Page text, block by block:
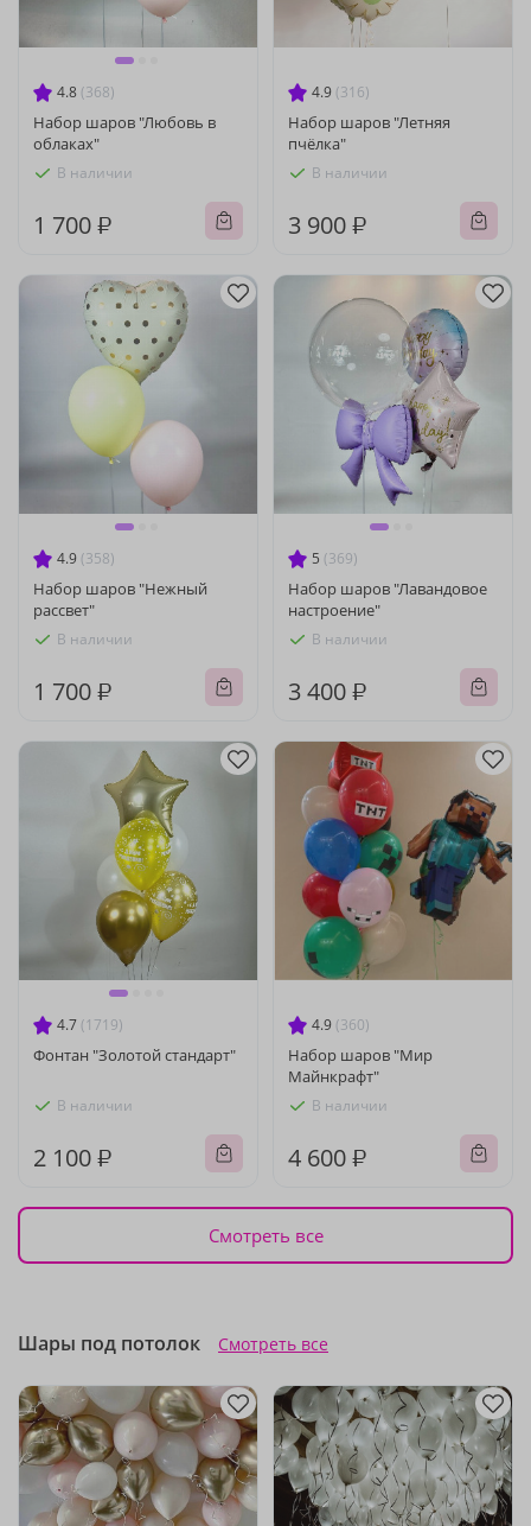
4.8 (368)
Набор шаров "Любовь в
облаках"
В наличии
1 700 ₽
4.9 (316)
Набор шаров "Летняя
пчёлка"
В наличии
3 900 ₽
4.9 (358)
Набор шаров "Нежный
рассвет"
В наличии
1 700 ₽
5 (369)
Набор шаров "Лавандовое
настроение"
В наличии
3 400 ₽
4.7 (1719)
Фонтан "Золотой стандарт"
В наличии
2 100 ₽
4.9 (360)
Набор шаров "Мир
Майнкрафт"
В наличии
4 600 ₽
Смотреть все
Шары под потолок Смотреть все